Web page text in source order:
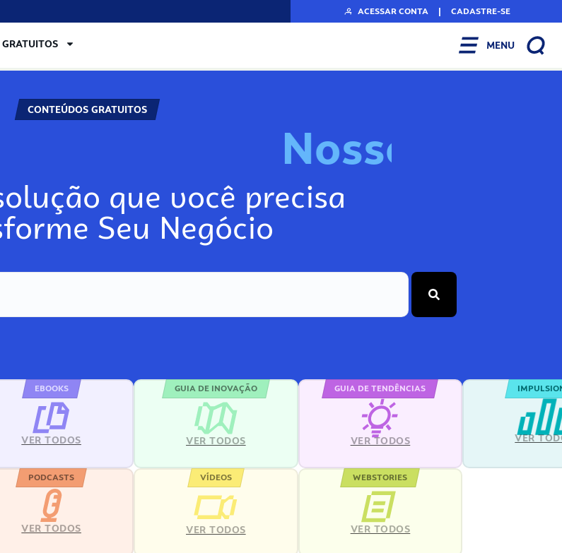
ACESSAR CONTA | CADASTRE-SE
MENU
CONTEÚDOS GRATUITOS
Nosso
que você precisa
Seu Negócio
EBOOKS
VER TODOS
GUIA DE INOVAÇÃO
VER TODOS
GUIA DE TENDÊNCIAS
VER TODOS VER
PODCASTS
VER TODOS
VÍDEOS
VER TODOS
WEBSTORIES
VER TODOS